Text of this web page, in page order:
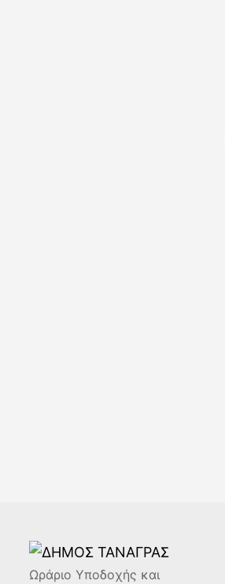
Ωράριο Υποδοχής και